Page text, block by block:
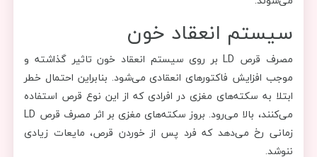
سیستم انعقاد خون
مصرف قرص LD بر روی سیستم انعقاد خون تاثیر گذاشته و
موجب افزایش فاکتورهای انعقادی می‌شود. بنابراین احتمال خطر
ابتلا به سکته‌های مغزی در افرادی که از این نوع قرص استفاده
می‌کنند، بالا می‌رود. بروز سکته‌های مغزی بر اثر مصرف قرص LD
زمانی رخ می‌دهد که فرد پس از خوردن قرص، مایعات زیادی
ننوشد.